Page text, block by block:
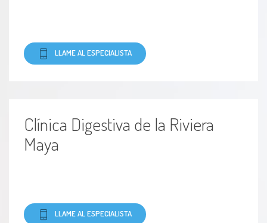
Sinusitis
Sinusitis crónica
Tapón de cerumen
LLAME AL ESPECIALISTA
Clínica Digestiva de la Riviera
Maya
LLAME AL ESPECIALISTA